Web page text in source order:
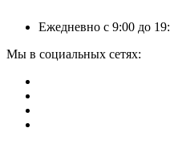
Ежедневно с 9:00 до
Мы в социальных сетях: